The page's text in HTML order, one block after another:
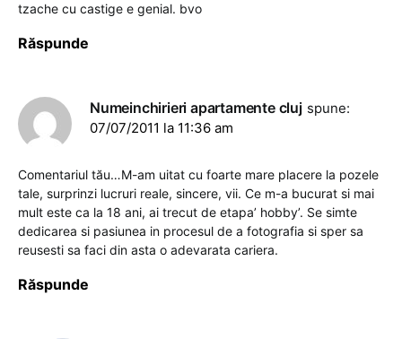
tzache cu castige e genial. bvo
Răspunde
Numeinchirieri apartamente cluj spune:
07/07/2011 la 11:36 am
Comentariul tău…M-am uitat cu foarte mare placere la pozele
tale, surprinzi lucruri reale, sincere, vii. Ce m-a bucurat si mai
mult este ca la 18 ani, ai trecut de etapa’ hobby’. Se simte
dedicarea si pasiunea in procesul de a fotografia si sper sa
reusesti sa faci din asta o adevarata cariera.
Răspunde